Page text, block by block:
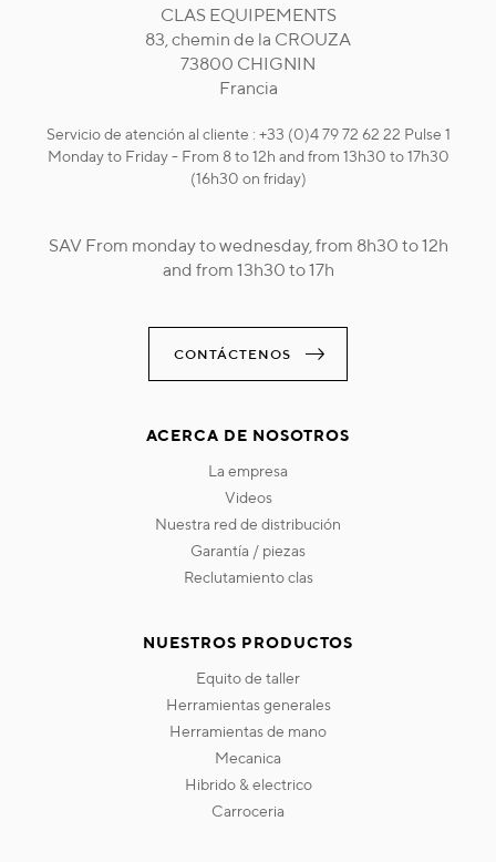
CLAS EQUIPEMENTS
83, chemin de la CROUZA
73800 CHIGNIN
Francia
Servicio de atención al cliente : +33 (0)4 79 72 62 22 Pulse 1
Monday to Friday - From 8 to 12h and from 13h30 to 17h30
(16h30 on friday)
SAV From monday to wednesday, from 8h30 to 12h
and from 13h30 to 17h
CONTÁCTENOS
ACERCA DE NOSOTROS
la empresa
videos
nuestra red de distribución
garantía / piezas
reclutamiento clas
NUESTROS PRODUCTOS
equito de taller
herramientas generales
herramientas de mano
mecanica
hibrido & electrico
carroceria